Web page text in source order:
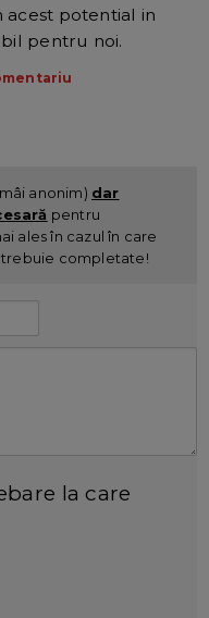
acest potential in
pentru noi.
anonim) dar
pentru
ales în cazul în care
trebuie completate!
la care